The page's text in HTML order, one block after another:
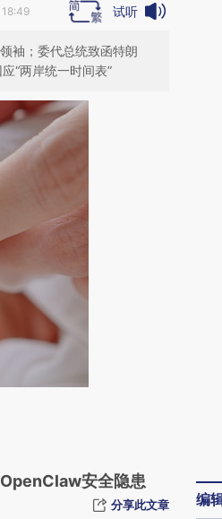
试听
袖；委代总统致函特朗
“两岸统一时间表”
段话：本文由第三方
新文章
安全隐患
分享此文章 编